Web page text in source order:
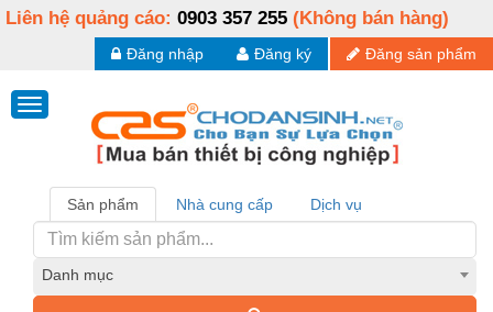
Liên hệ quảng cáo: 0903 357 255 (Không bán hàng)
Đăng sản phẩm
Đăng ký
Đăng nhập
Sản phẩm Nhà cung cấp Dịch vụ
Danh mục